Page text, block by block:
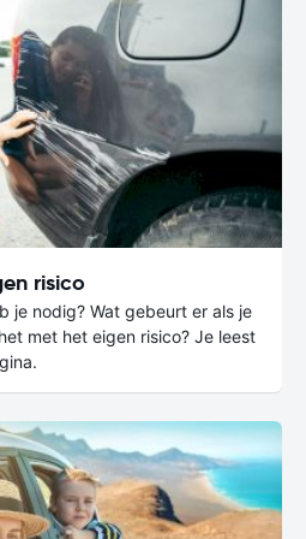
risico
je nodig? Wat gebeurt er als je
met het eigen risico? Je leest